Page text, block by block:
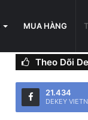
MUA HÀNG
Theo Dõi
21.434
DEKEY